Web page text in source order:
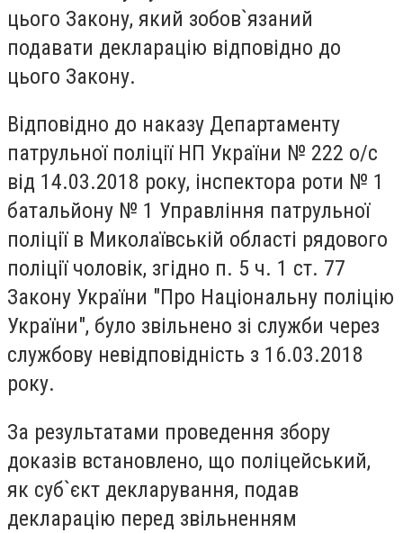
цього Закону, який зобов`язаний
подавати декларацію відповідно до
цього Закону.
Відповідно до наказу Департаменту
патрульної поліції НП України № 222 о/с
від 14.03.2018 року, інспектора роти № 1
батальйону № 1 Управління патрульної
поліції в Миколаївській області рядового
поліції чоловік, згідно п. 5 ч. 1 ст. 77
Закону України "Про Національну поліцію
України", було звільнено зі служби через
службову невідповідність з 16.03.2018
року.
За результатами проведення збору
доказів встановлено, що поліцейський,
як суб`єкт декларування, подав
декларацію перед звільненням